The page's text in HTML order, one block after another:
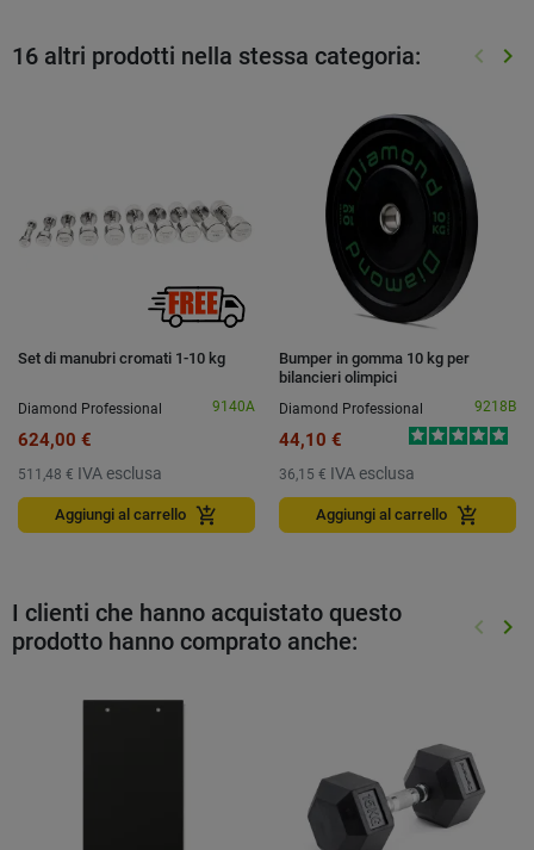
16 altri prodotti nella stessa categoria: keyboard_arrow_left keyboard_arrow_right
Set di manubri cromati 1-10 kg
Diamond Professional 9140A
624,00 €
511,48 € IVA esclusa
Aggiungi al carrello add_shopping_cart
Bumper in gomma 10 kg per
bilancieri olimpici
Diamond Professional
9218B
44,10 €
36,15 € IVA esclusa
Aggiungi al carrello add_shopping_cart
I clienti che hanno acquistato questo
prodotto hanno comprato anche:
keyboard_arrow_left keyboard_arrow_right